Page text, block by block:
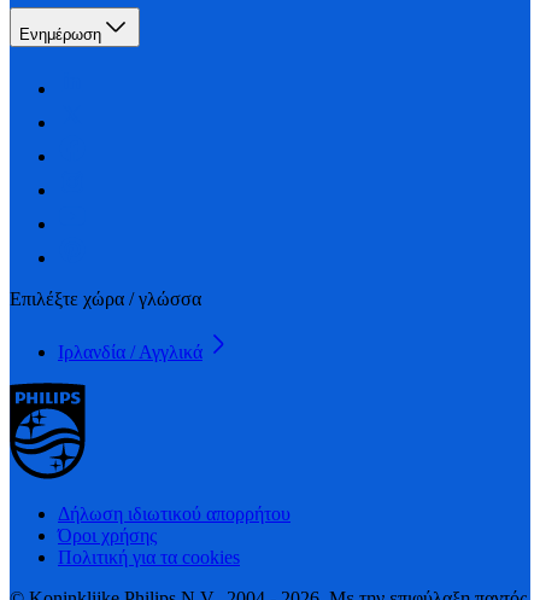
Ενημέρωση
Επιλέξτε χώρα / γλώσσα
Ιρλανδία / Αγγλικά
Δήλωση ιδιωτικού απορρήτου
Όροι χρήσης
Πολιτική για τα cookies